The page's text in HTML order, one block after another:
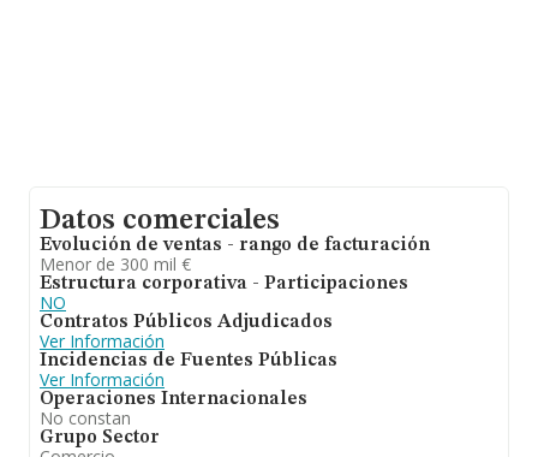
Datos comerciales
Evolución de ventas - rango de facturación
Menor de 300 mil €
Estructura corporativa - Participaciones
NO
Contratos Públicos Adjudicados
Ver Información
Incidencias de Fuentes Públicas
Ver Información
Operaciones Internacionales
No constan
Grupo Sector